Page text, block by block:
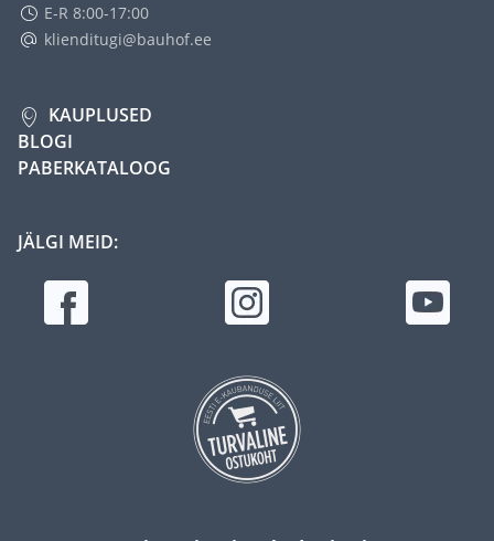
E-R 8:00-17:00
klienditugi@bauhof.ee
KAUPLUSED
BLOGI
PABERKATALOOG
JÄLGI MEID: